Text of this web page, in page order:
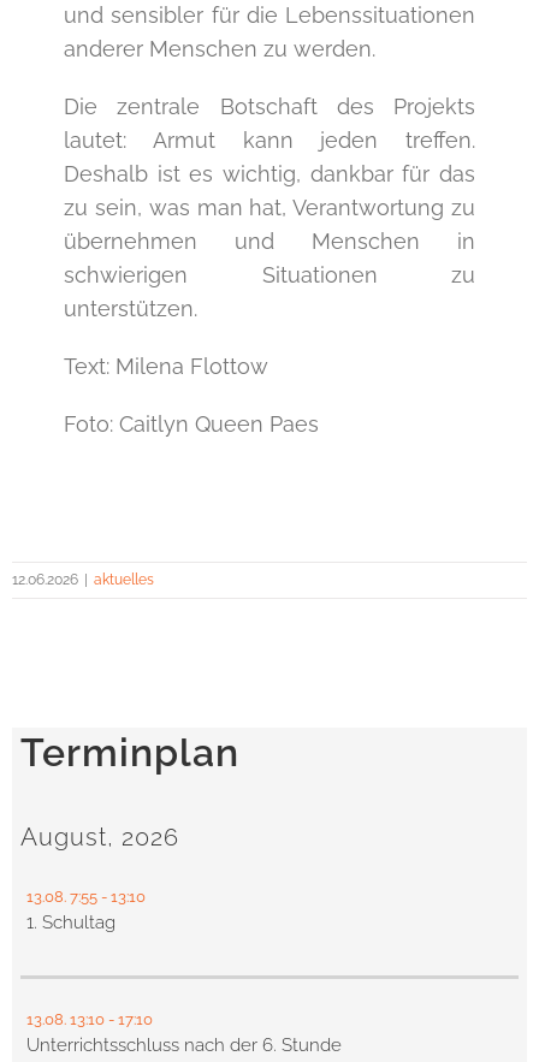
und sensibler für die Lebenssituationen
anderer Menschen zu werden.
Die zentrale Botschaft des Projekts
lautet: Armut kann jeden treffen.
Deshalb ist es wichtig, dankbar für das
zu sein, was man hat, Verantwortung zu
übernehmen und Menschen in
schwierigen Situationen zu
unterstützen.
Text: Milena Flottow
Foto: Caitlyn Queen Paes
12.06.2026 | aktuelles
Terminplan
August, 2026
13.08. 7:55 - 13:10
1. Schultag
13.08. 13:10 - 17:10
Unterrichtsschluss nach der 6. Stunde